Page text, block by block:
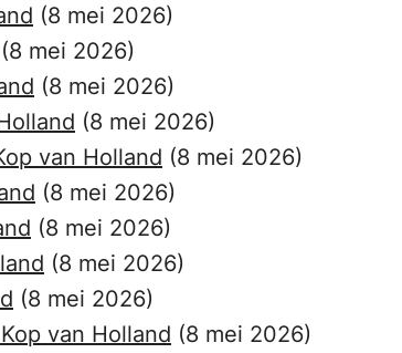
(8 mei 2026)
(8 mei 2026)
(8 mei 2026)
(8 mei 2026)
van Holland (8 mei 2026)
(8 mei 2026)
(8 mei 2026)
(8 mei 2026)
(8 mei 2026)
van Holland (8 mei 2026)